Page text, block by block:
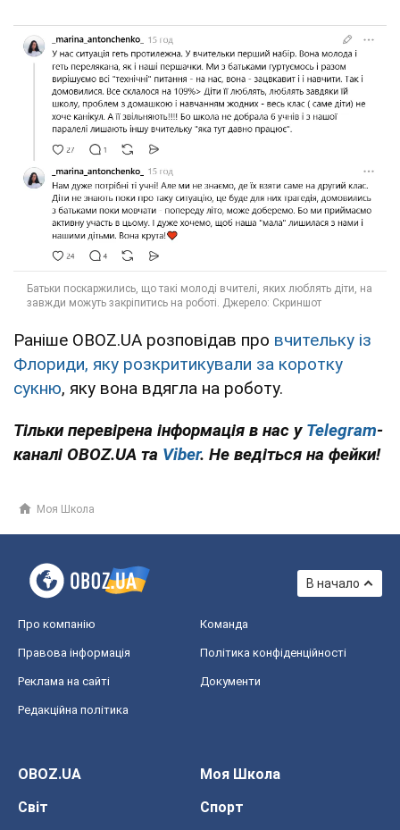
Раніше OBOZ.UA розповідав про вчительку із
Флориди, яку розкритикували за коротку
сукню, яку вона вдягла на роботу.
Тільки перевірена інформація в нас у Telegram-
каналі OBOZ.UA та Viber. Не ведіться на фейки!
Моя Школа
В начало
Про компанію Команда
Правова інформація Політика конфіденційності
Реклама на сайті Документи
Редакційна політика
OBOZ.UA
Моя Школа
Світ
Спорт